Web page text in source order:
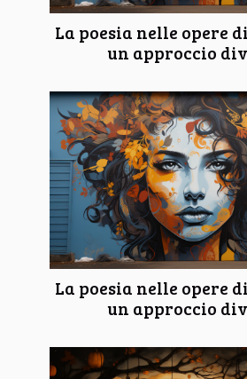
La poesia nelle opere
un approccio
La poesia nelle opere
un approccio